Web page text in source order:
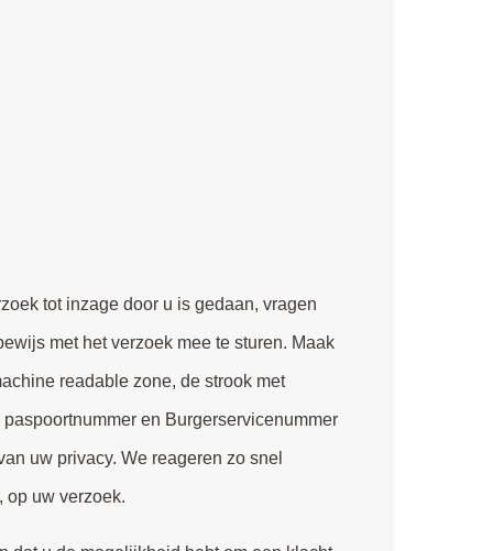
tot inzage door u is gedaan, vragen
met het verzoek mee te sturen. Maak
readable zone, de strook met
en Burgerservicenummer
uw privacy. We reageren zo snel
op uw verzoek.